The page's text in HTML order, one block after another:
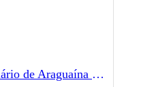
Terminal Rodoviário de Araguaína - Araguaína - TO